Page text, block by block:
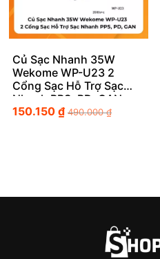
Củ Sạc Nhanh 35W
Wekome WP-U23 2
Cổng Sạc Hỗ Trợ Sạc
Nhanh PPS, PD, GAN
150.150 ₫ 490.000₫